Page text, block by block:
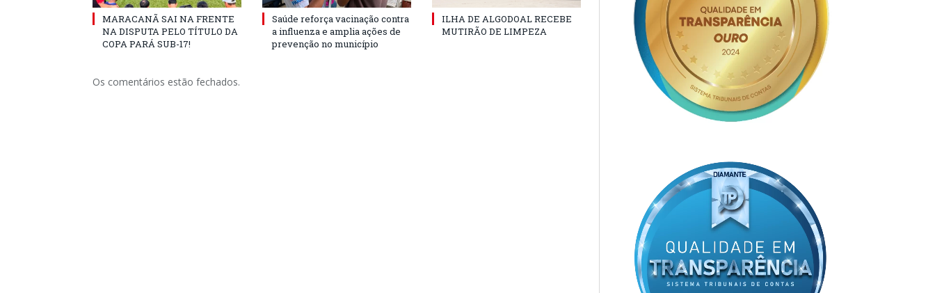
MARACANÃ SAI NA FRENTE
NA DISPUTA PELO TÍTULO DA
COPA PARÁ SUB-17!
Saúde reforça vacinação contra
a influenza e amplia ações de
prevenção no município
ILHA DE ALGODOAL RECEBE
MUTIRÃO DE LIMPEZA
Os comentários estão fechados.